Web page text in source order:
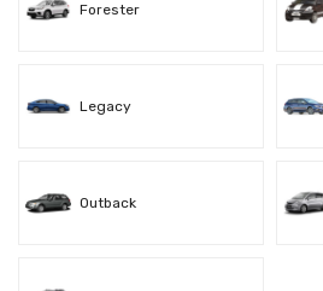
Forester
Legacy
Outback